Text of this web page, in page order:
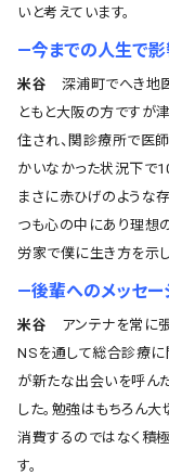
いと考えています。
―今までの人生で影
米谷 深浦町でへき地
ともと大阪の方ですが
住され、関診療所で医
かいなかった状況下で
まさに赤ひげのような
つも心の中にあり理想
労家で僕に生き方を示し
―後輩へのメッセー
米谷 アンテナを常に
NSを通して総合診療に
が新たな出会いを呼ん
した。勉強はもちろん
消費するのではなく積
す。